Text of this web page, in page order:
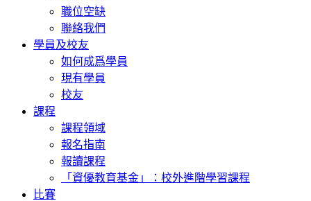
職位空缺
聯絡我們
學員及校友
如何成爲學員
現有學員
校友
課程
課程領域
報名指南
報讀課程
「資優教育基金」：校外進階學習課程
比賽